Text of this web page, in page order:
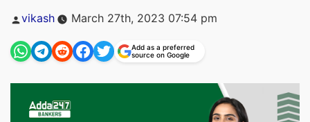
Posted
vikash March 27th, 2023 07:54 pm
Add as a preferred
source on Google